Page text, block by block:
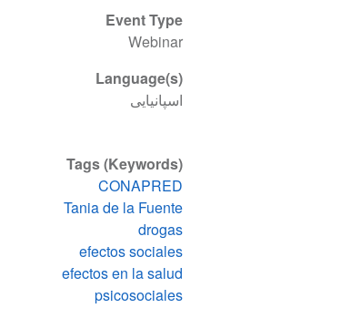
Event Type
Webinar
Language(s)
اسپانیایی
Tags (Keywords)
CONAPRED
Tania de la Fuente
drogas
efectos sociales
efectos en la salud
psicosociales